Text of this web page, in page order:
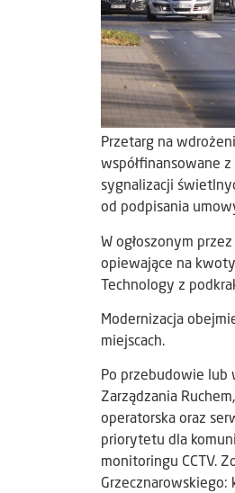
Przetarg na
współfinansowane
sygnalizacji
od podpisania
W ogłoszonym
opiewające na kwoty
Technology z
Modernizacja
miejscach.
Po przebudowie lub
Zarządzania
operatorska oraz
priorytetu dla
monitoringu CCTV.